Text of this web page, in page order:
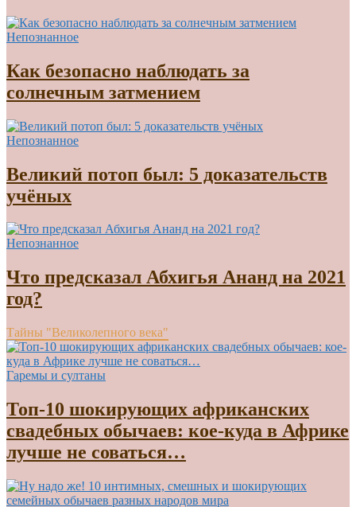
Непознанное
Как безопасно наблюдать за
солнечным затмением
Непознанное
Великий потоп был: 5 доказательств
учёных
Непознанное
Что предсказал Абхигья Ананд на 2021
год?
Тайны "Великолепного века"
Гаремы и султаны
Топ-10 шокирующих африканских
свадебных обычаев: кое-куда в Африке
лучше не соваться…